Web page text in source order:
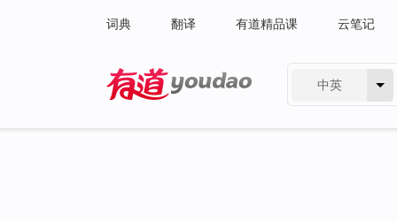
词典 翻译 有道精品课 云笔记
中英